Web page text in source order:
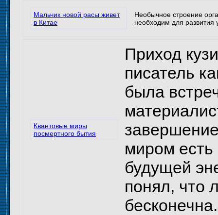
Мальчик новой расы живет
в Китае
Необычное строение
необходим для развития
Квантовые миры
посмертного бытия
Приход
писатель
была
миром есть
будущей
понял, что
бесконечна.